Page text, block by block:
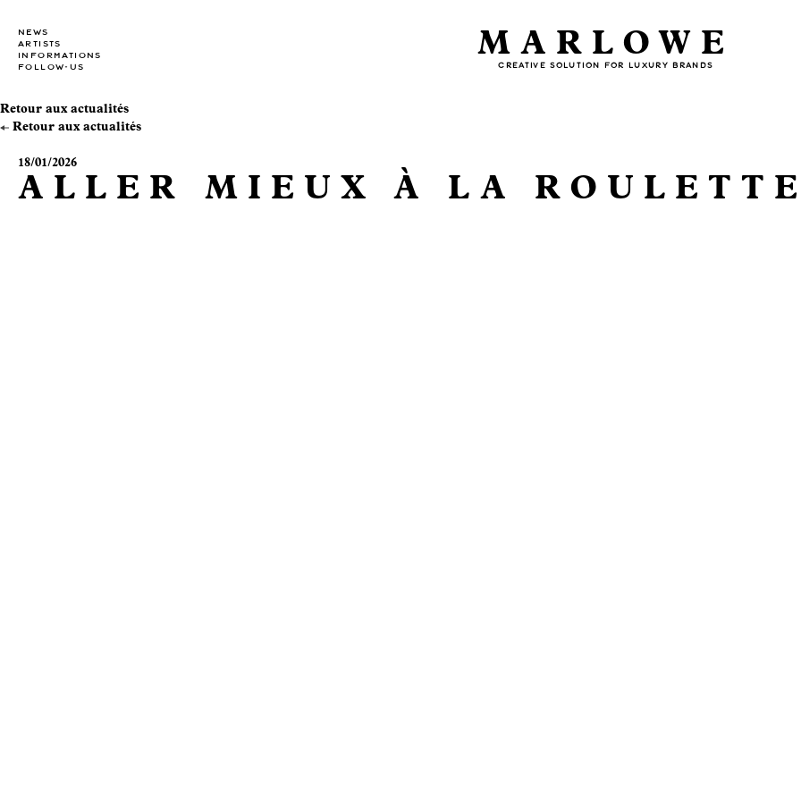
NEWS
ARTISTS
INFORMATIONS
FOLLOW-US
MARLOWE
CREATIVE SOLUTION FOR LUXURY BRANDS
Retour aux actualités
Retour aux actualités
18/01/2026
ALLER MIEUX À LA ROULETTE